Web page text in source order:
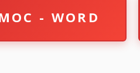
- WORD